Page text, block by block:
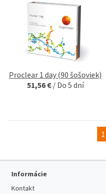
Proclear 1 day (90 šošoviek)
51,56 € / Do 5 dní
1
Informácie
Kontakt